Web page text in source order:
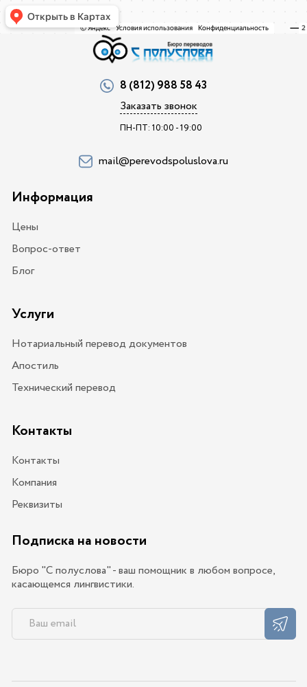
8 (812) 988 58 43
Заказать звонок
ПН-ПТ: 10:00 - 19:00
mail@perevodspoluslova.ru
Информация
Цены
Вопрос-ответ
Блог
Услуги
Нотариальный перевод документов
Апостиль
Технический перевод
Контакты
Контакты
Компания
Реквизиты
Подписка на новости
Бюро "С полуслова" - ваш помощник в любом вопросе,
касающемся лингвистики.